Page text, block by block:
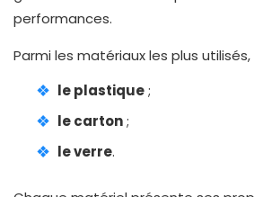
performances.
Parmi les matériaux les plus
le plastique;
le carton;
le verre.